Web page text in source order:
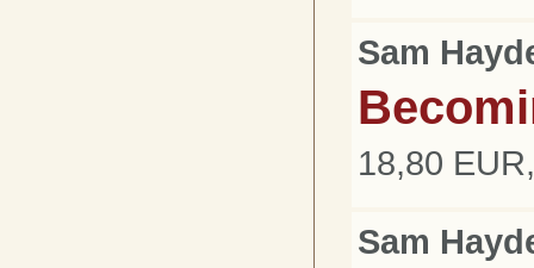
Sam
18,80
Sam